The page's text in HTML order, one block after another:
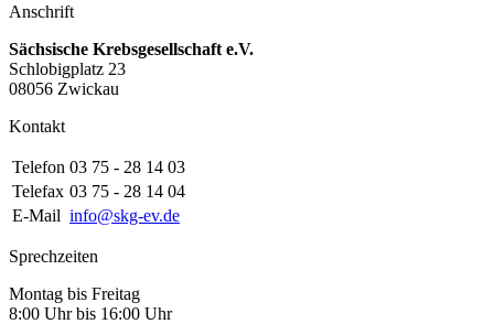
Anschrift
Sächsische Krebsgesellschaft e.V.
Schlobigplatz 23
08056 Zwickau
Kontakt
Telefon 03 75 - 28 14 03
Telefax 03 75 - 28 14 04
E-Mail info@skg-ev.de
Sprechzeiten
Montag bis Freitag
8:00 Uhr bis 16:00 Uhr